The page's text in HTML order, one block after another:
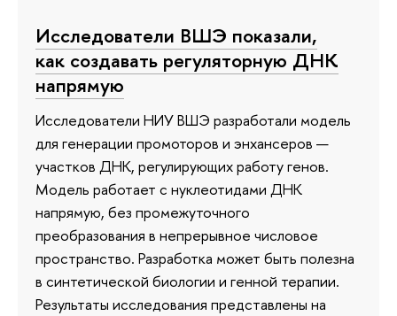
Исследователи ВШЭ показали,
как создавать регуляторную ДНК
напрямую
Исследователи НИУ ВШЭ разработали модель
для генерации промоторов и энхансеров —
участков ДНК, регулирующих работу генов.
Модель работает с нуклеотидами ДНК
напрямую, без промежуточного
преобразования в непрерывное числовое
пространство. Разработка может быть полезна
в синтетической биологии и генной терапии.
Результаты исследования представлены на